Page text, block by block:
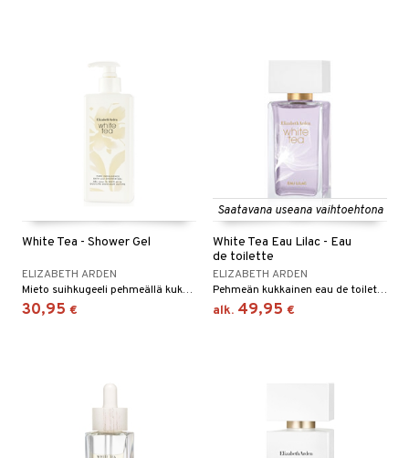
White Tea - Shower Gel
ELIZABETH ARDEN
Mieto suihkugeeli pehmeällä kukkaistuoksulla - Elizabeth Arden
30,95 €
Saatavana useana vaihtoehtona
White Tea Eau Lilac - Eau
de toilette
ELIZABETH ARDEN
Pehmeän kukkainen eau de toilette Elizabeth Ardenilta.
alk. 49,95 €